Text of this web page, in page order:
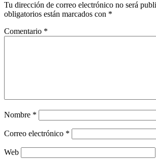
Tu dirección de correo electrónico no será
obligatorios están marcados con *
Comentario *
Nombre *
Correo electrónico *
Web